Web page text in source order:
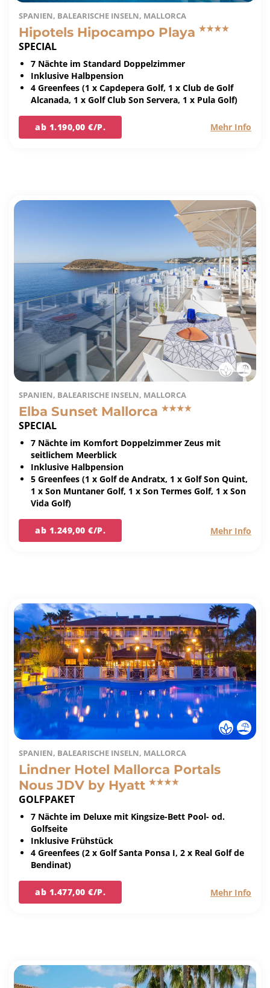
SPANIEN, BALEARISCHE INSELN, MALLORCA
Hipotels Hipocampo Playa
SPECIAL
7 Nächte im Standard Doppelzimmer
Inklusive Halbpension
4 Greenfees (1 x Capdepera Golf, 1 x Club de Golf
Alcanada, 1 x Golf Club Son Servera, 1 x Pula Golf)
ab 1.190,00 €/P. Mehr Info
SPANIEN, BALEARISCHE INSELN, MALLORCA
Elba Sunset Mallorca
SPECIAL
7 Nächte im Komfort Doppelzimmer Zeus mit
seitlichem Meerblick
Inklusive Halbpension
5 Greenfees (1 x Golf de Andratx, 1 x Golf Son Quint,
1 x Son Muntaner Golf, 1 x Son Termes Golf, 1 x Son
Vida Golf)
ab 1.249,00 €/P. Mehr Info
SPANIEN, BALEARISCHE INSELN, MALLORCA
Lindner Hotel Mallorca Portals
Nous JDV by Hyatt
GOLFPAKET
7 Nächte im Deluxe mit Kingsize-Bett Pool- od.
Golfseite
Inklusive Frühstück
4 Greenfees (2 x Golf Santa Ponsa I, 2 x Real Golf de
Bendinat)
ab 1.477,00 €/P. Mehr Info